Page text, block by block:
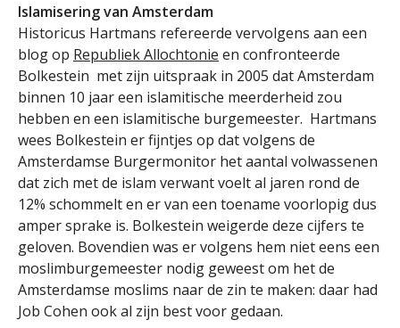
Islamisering van Amsterdam
Historicus Hartmans refereerde vervolgens aan een
blog op Republiek Allochtonie en confronteerde
Bolkestein met zijn uitspraak in 2005 dat Amsterdam
binnen 10 jaar een islamitische meerderheid zou
hebben en een islamitische burgemeester. Hartmans
wees Bolkestein er fijntjes op dat volgens de
Amsterdamse Burgermonitor het aantal volwassenen
dat zich met de islam verwant voelt al jaren rond de
12% schommelt en er van een toename voorlopig dus
amper sprake is. Bolkestein weigerde deze cijfers te
geloven. Bovendien was er volgens hem niet eens een
moslimburgemeester nodig geweest om het de
Amsterdamse moslims naar de zin te maken: daar had
Job Cohen ook al zijn best voor gedaan.